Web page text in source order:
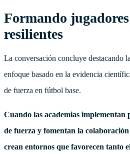
Formando
resilientes
La conversación concluye destacando
enfoque basado en la evidencia
de fuerza en fútbol base.
Cuando las academias implementan
de fuerza y fomentan la
crean entornos que favorecen tanto